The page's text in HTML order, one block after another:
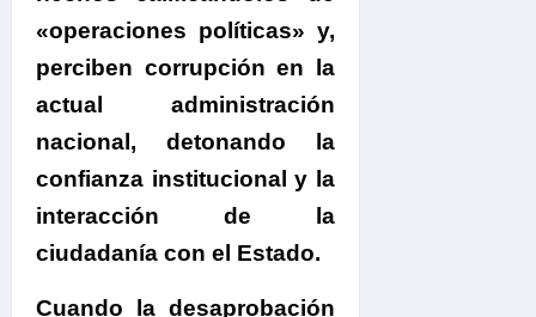
«operaciones políticas» y,
perciben corrupción en la
actual administración
nacional , detonando la
confianza institucional y la
interacción de la
ciudadanía con el Estado.
Cuando la desaprobación